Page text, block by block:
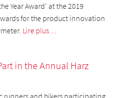
Year Awardʼ at the 2019
for the product innovation
Lire plus ...
in the Annual Harz
runners and hikers participating